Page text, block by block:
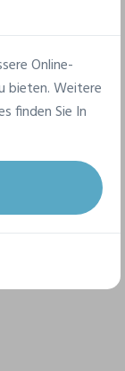
viscose),
Online-
bieten. Weitere
finden Sie In